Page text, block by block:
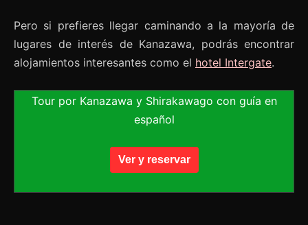
Pero si prefieres llegar caminando a la mayoría de
lugares de interés de Kanazawa, podrás encontrar
alojamientos interesantes como el hotel Intergate.
Tour por Kanazawa y Shirakawago con guía en
español
Ver y reservar